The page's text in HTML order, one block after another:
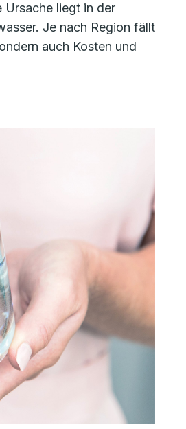
Ursache liegt in der
Je nach Region fällt
auch Kosten und